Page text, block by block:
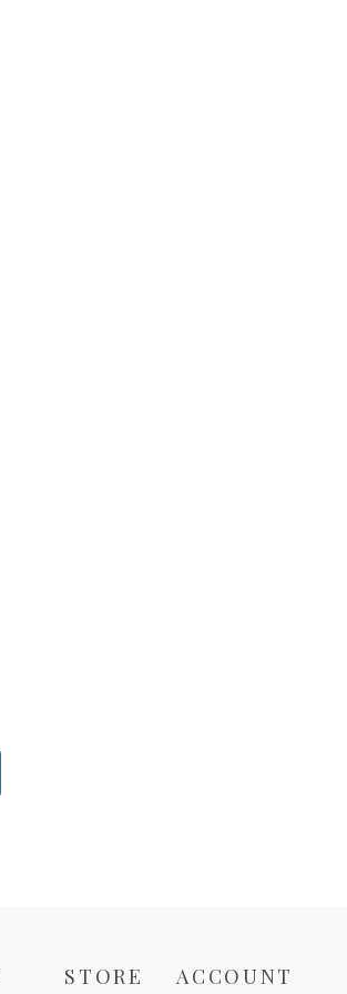
STORE ACCOUNT